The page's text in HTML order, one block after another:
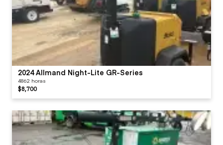
2024 Allmand Night-Lite GR-Series
4862 horas
$8,700